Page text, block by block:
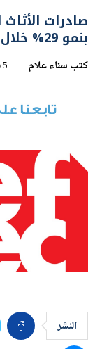
بنمو 29% خلال 5 أشهر
كتب سناء علام 5 يوليو 2021 | 1:09 م
النشر